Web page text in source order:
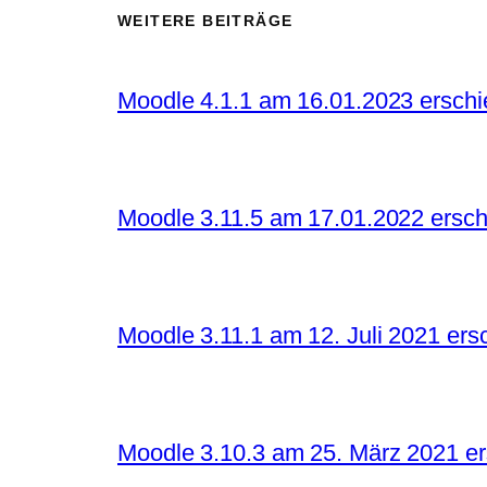
WEITERE BEITRÄGE
Moodle 4.1.1 am 16.01.2023
Moodle 3.11.5 am 17.01.2022
Moodle 3.11.1 am 12. Juli 2021
Moodle 3.10.3 am 25. März 2021